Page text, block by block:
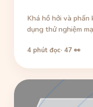
Khá hồ hởi và phấn
dụng thử nghiệm
4 phút đọc· 47 👀